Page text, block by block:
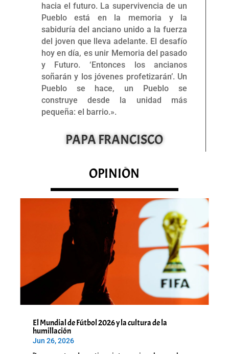
hacia el futuro. La supervivencia de un
Pueblo está en la memoria y la
sabiduría del anciano unido a la fuerza
del joven que lleva adelante. El desafío
hoy en día, es unir Memoria del pasado
y Futuro. ‘Entonces los ancianos
soñarán y los jóvenes profetizarán’. Un
Pueblo se hace, un Pueblo se
construye desde la unidad más
pequeña: el barrio.».
PAPA FRANCISCO
OPINIÓN
El Mundial de Fútbol 2026 y la cultura de la
humillación
Jun 26, 2026